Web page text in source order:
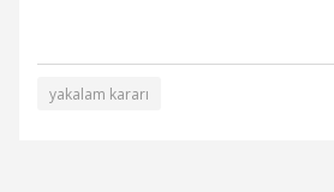
yakalam kararı